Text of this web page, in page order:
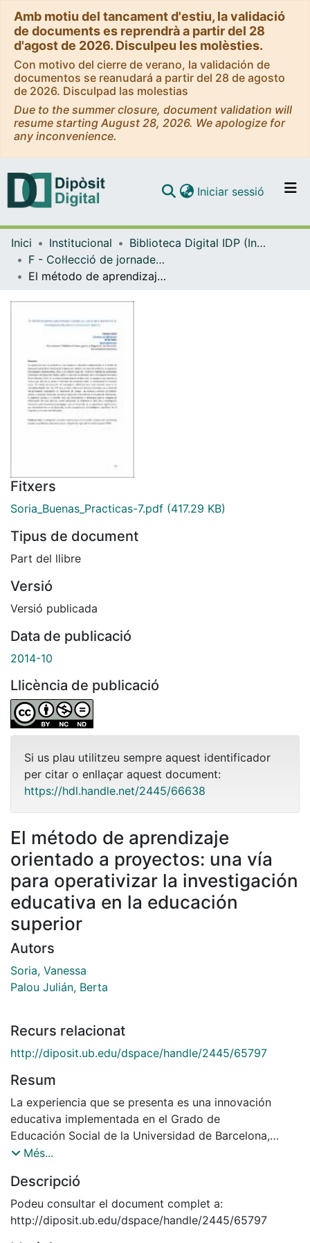
Amb motiu del tancament d'estiu, la validació
de documents es reprendrà a partir del 28
d'agost de 2026. Disculpeu les molèsties.
Con motivo del cierre de verano, la validación de
documentos se reanudará a partir del 28 de agosto
de 2026. Disculpad las molestias
Due to the summer closure, document validation will
resume starting August 28, 2026. We apologize for
any inconvenience.
Navega per tot el DD
Com publicar
Iniciar sessió (current)
Inici Institucional
Biblioteca Digital IDP (Institut de Desenvolupament Professional)
F - Col·lecció de jornades, congressos i simposis (IDP)
El método de aprendizaje orientado a proyectos: una vía para operativizar la investigación educativa en la educación superior
Fitxers
Soria_Buenas_Practicas-7.pdf (417.29 KB)
Tipus de document
Part del llibre
Versió
Versió publicada
Data de publicació
2014-10
Llicència de publicació
Si us plau utilitzeu sempre aquest identificador
per citar o enllaçar aquest document:
https://hdl.handle.net/2445/66638
El método de aprendizaje
orientado a proyectos: una vía
para operativizar la investigación
educativa en la educación
superior
Autors
Soria, Vanessa
Palou Julián, Berta
Recurs relacionat
http://diposit.ub.edu/dspace/handle/2445/65797
Resum
La experiencia que se presenta es una innovación
educativa implementada en el Grado de
Educación Social de la Universidad de Barcelona,
durante el curso 2012-2013 en la asignatura
caracterizado por utilizar el método de aprendizaje
orientado a proyectos (De Miguel, 2004) a través de
los principios de la investigación formativa
Més...
Descripció
Podeu consultar el document complet a:
http://diposit.ub.edu/dspace/handle/2445/65797